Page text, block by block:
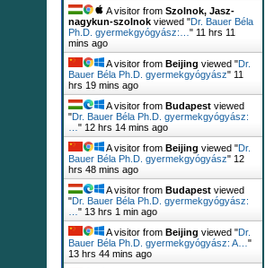
A visitor from Szolnok, Jasz-
nagykun-szolnok viewed "Dr. Bauer Béla
Ph.D. gyermekgyógyász:… " 11 hrs 11
mins ago
A visitor from Beijing viewed "Dr.
Bauer Béla Ph.D. gyermekgyógyász" 11
hrs 19 mins ago
A visitor from Budapest viewed
"Dr. Bauer Béla Ph.D. gyermekgyógyász:
" 12 hrs 14 mins ago
A visitor from Beijing viewed "Dr.
Bauer Béla Ph.D. gyermekgyógyász" 12
hrs 48 mins ago
A visitor from Budapest viewed
"Dr. Bauer Béla Ph.D. gyermekgyógyász:
" 13 hrs 1 min ago
A visitor from Beijing viewed "Dr.
Bauer Béla Ph.D. gyermekgyógyász: A… "
13 hrs 44 mins ago